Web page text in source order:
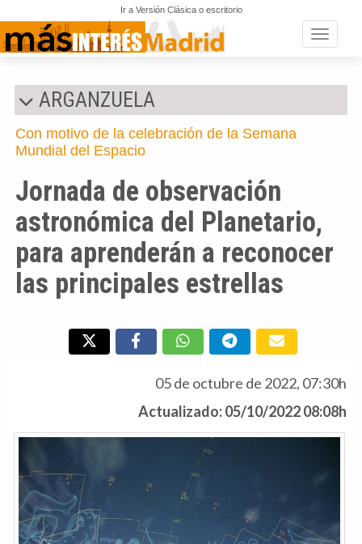
Ir a Versión Clásica o escritorio
Toggle
ARGANZUELA
Con motivo de la celebración de la Semana
Mundial del Espacio
Jornada de observación
astronómica del Planetario,
para aprenderán a reconocer
las principales estrellas
05 de octubre de 2022, 07:30h
Actualizado: 05/10/2022 08:08h